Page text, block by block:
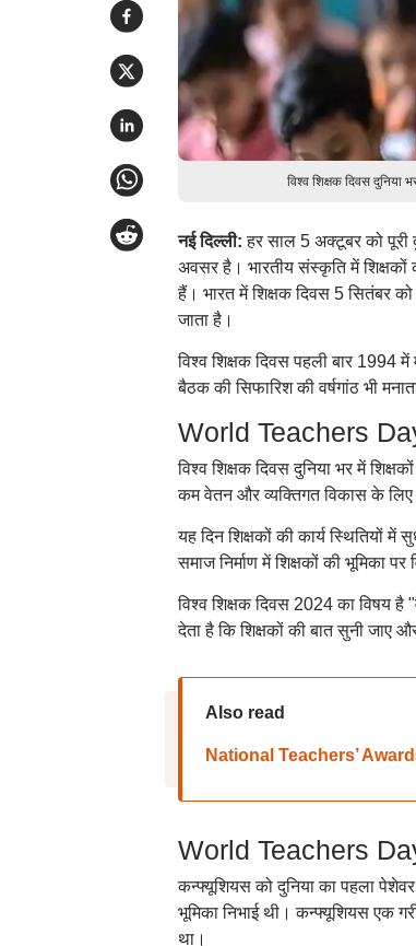
विश्व शिक्षक दिवस दुनिया
नई दिल्ली:हर साल 5 अक्टूबर को पूरी
अवसर है। भारतीय संस्कृति में शिक्षकों
हैं। भारत में शिक्षक दिवस 5 सितंबर
जाता है।
विश्व शिक्षक दिवस पहली बार
बैठक की सिफारिश की वर्षगांठ भी
World Teachers
विश्व शिक्षक दिवस दुनिया भर में
कम वेतन और व्यक्तिगत विकास के लिए
यह दिन शिक्षकों की कार्य स्थितियों
समाज निर्माण में शिक्षकों की भूमिका
विश्व शिक्षक दिवस 2024 का विषय
देता है कि शिक्षकों की बात सुनी जाए
Also read
National Teachers’ Awards
World Teachers
कन्फ्यूशियस को दुनिया का पहला
भूमिका निभाई थी। कन्फ्यूशियस एक
था।